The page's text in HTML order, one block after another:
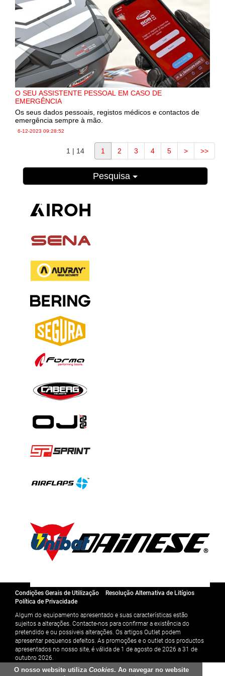
O SEU ASSISTENTE PESSOAL EM CASO DE
EMERGÊNCIA
Os seus dados pessoais, registos médicos e contactos de
emergência sempre à mão.
6-12-2023 09:28:52
1 | 14 1 2 3 4 5 > >>
Pesquisa
Condições Gerais de Utilização
Resolução Alternativa de Litígios
Política de Privacidade
Algum do equipamento apresentado e suas características estão
sujeitos a alterações. Contacte-nos para confirmar a existência do
pretendido e ou possiveis alterações. Os artigos Outlet podem
apresentar pequenos defeitos. As promoções e o outlet dos productos
apresentados no nosso site, é válida de 1 de agosto de 2026 a 31 de
outubro 2026.
O nosso website utiliza Cookies. Ao navegar no website